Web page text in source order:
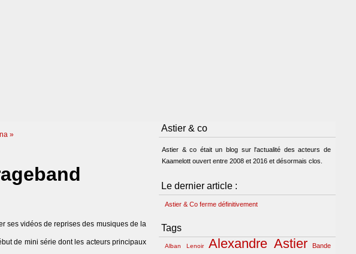
»
ses vidéos de reprises des musiques de la
de mini série dont les acteurs principaux
Astier & co
Astier & co était un blog sur l'actualité des acteurs de
Kaamelott ouvert entre 2008 et 2016 et désormais clos.
Le dernier article :
Astier & Co ferme définitivement
Tags
Alban Lenoir Alexandre Astier
Bande